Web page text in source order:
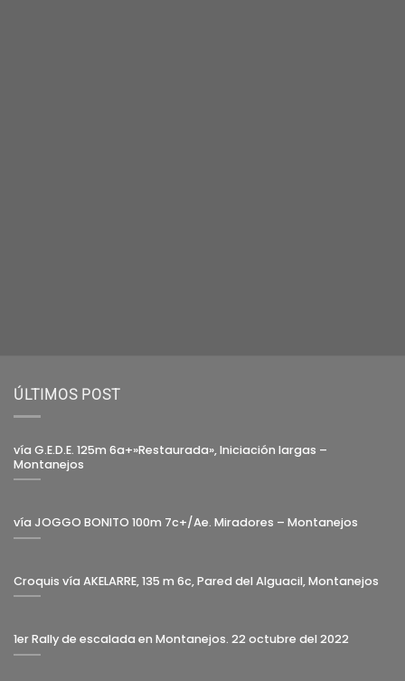
ÚLTIMOS POST
vía G.E.D.E. 125m 6a+»Restaurada», Iniciación largas –
Montanejos
vía JOGGO BONITO 100m 7c+/Ae. Miradores – Montanejos
Croquis vía AKELARRE, 135 m 6c, Pared del Alguacil, Montanejos
1er Rally de escalada en Montanejos. 22 octubre del 2022